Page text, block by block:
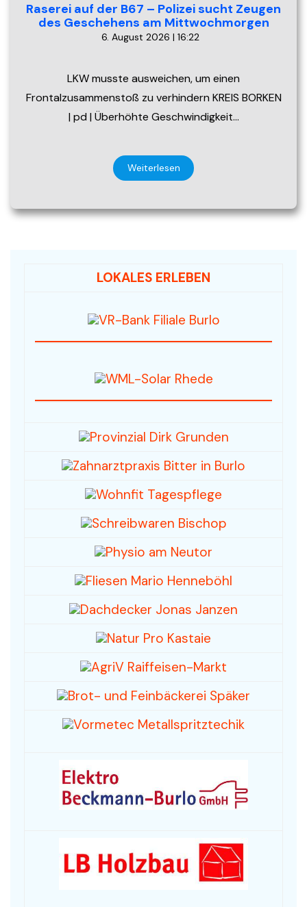
Raserei auf der B67 – Polizei sucht Zeugen
des Geschehens am Mittwochmorgen
6. August 2026 | 16:22
LKW musste ausweichen, um einen
Frontalzusammenstoß zu verhindern KREIS BORKEN
| pd | Überhöhte Geschwindigkeit…
Weiterlesen
LOKALES ERLEBEN